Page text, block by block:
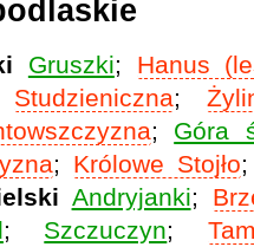
Gruszki; Hanus
Studzieniczna;
; Góra
; Królowe Stojło
Andryjanki;
; Szczuczyn;